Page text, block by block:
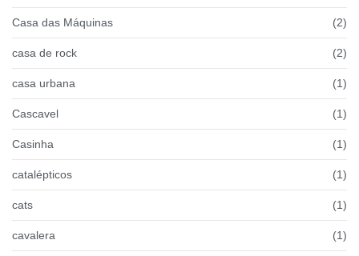
Casa das Máquinas (2)
casa de rock (2)
casa urbana (1)
Cascavel (1)
Casinha (1)
catalépticos (1)
cats (1)
cavalera (1)